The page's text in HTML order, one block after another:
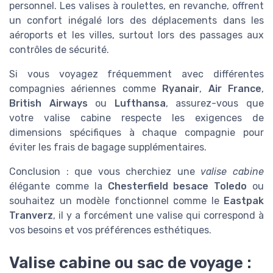
personnel. Les valises à roulettes, en revanche, offrent
un confort inégalé lors des déplacements dans les
aéroports et les villes, surtout lors des passages aux
contrôles de sécurité.
Si vous voyagez fréquemment avec différentes
compagnies aériennes comme
Ryanair, Air France,
British Airways ou Lufthansa, assurez-vous que
votre valise cabine respecte les exigences de
dimensions spécifiques à chaque compagnie pour
éviter les frais de bagage supplémentaires.
Conclusion : que vous cherchiez une valise cabine
élégante comme la Chesterfield besace Toledo ou
souhaitez un modèle fonctionnel comme le Eastpak
Tranverz, il y a forcément une valise qui correspond à
vos besoins et vos préférences esthétiques.
Valise cabine ou sac de voyage :